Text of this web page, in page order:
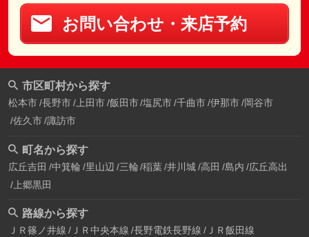
お問い合わせ・来店予約
市区町村から探す
松本市 長野市 上田市 飯田市 塩尻市 千曲市 伊那市 岡谷市
佐久市 諏訪市
町名から探す
広丘吉田 中箕輪 里山辺 三輪 稲葉 井川城 高田 島内 広丘高出
上郷黒田
路線から探す
ＪＲ篠ノ井線 ＪＲ中央本線 長野電鉄長野線 ＪＲ飯田線